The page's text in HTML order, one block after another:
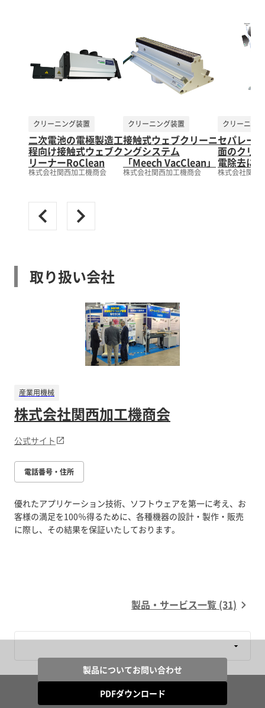
クリーニング装置
二次電池の電極製造工
程向け接触式ウェブク
リーナーRoClean
株式会社関西加工機商会
クリーニング装置
接触式ウェブクリーニ
ングシステム
「Meech VacClean」
株式会社関西加工機商会
クリーニン
セパレー
面のクリ
電除去に！
株式会社関西
取り扱い会社
産業用機械
株式会社関西加工機商会
公式サイト
電話番号・住所
優れたアプリケーション技術、ソフトウェアを第一に考え、お
客様の満足を100％得るために、各種機器の設計・製作・販売
に際し、その結果を保証いたしております。
製品・サービス一覧 (31)
製品についてお問い合わせ
PDFダウンロード